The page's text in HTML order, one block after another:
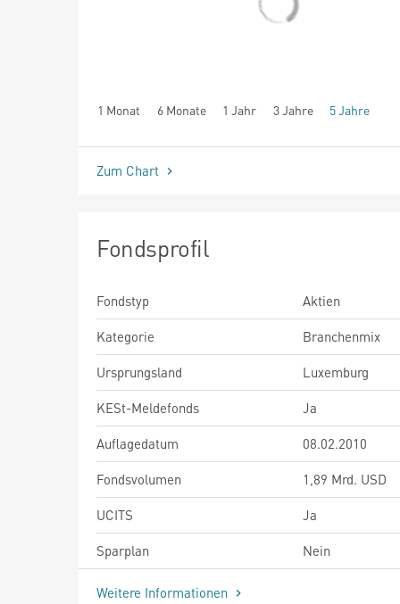
1 Monat 6 Monate 1 Jahr 3 Jahre 5 Jahre
seit Beginn
Zum Chart
Fondsprofil
Fondstyp
Aktien
Kategorie
Branchenmix
Ursprungsland
Luxemburg
KESt-Meldefonds
Ja
Auflagedatum
08.02.2010
Fondsvolumen
1,89 Mrd. USD
UCITS
Ja
Sparplan
Nein
Weitere Informationen